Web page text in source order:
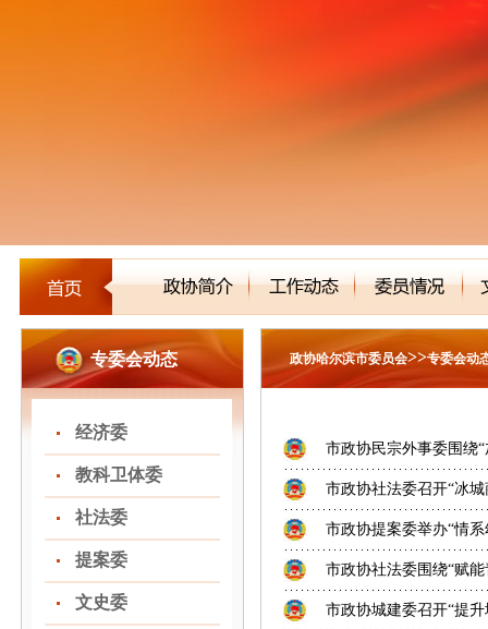
专委会动态
经济委
教科卫体委
社法委
提案委
文史委
政协哈尔滨市委员会>>专委会动
市政协民宗外事委围绕
市政协社法委召开“冰
市政协提案委举办“情
市政协社法委围绕“赋
市政协城建委召开“提